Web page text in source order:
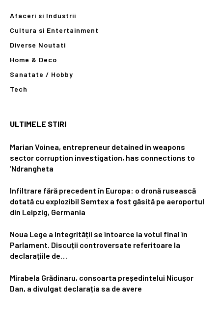
Afaceri si Industrii
Cultura si Entertainment
Diverse Noutati
Home & Deco
Sanatate / Hobby
Tech
ULTIMELE STIRI
Marian Voinea, entrepreneur detained in weapons
sector corruption investigation, has connections to
‘Ndrangheta
Infiltrare fără precedent în Europa: o dronă rusească
dotată cu explozibil Semtex a fost găsită pe aeroportul
din Leipzig, Germania
Noua Lege a Integrității se întoarce la votul final în
Parlament. Discuții controversate referitoare la
declarațiile de…
Mirabela Grădinaru, consoarta președintelui Nicușor
Dan, a divulgat declarația sa de avere